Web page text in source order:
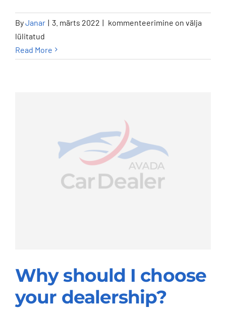
ByJanar | 3. märts 2022 | What
financing
kommenteerimine on välja
lülitatud
Read More
Why should I choose
your dealership?